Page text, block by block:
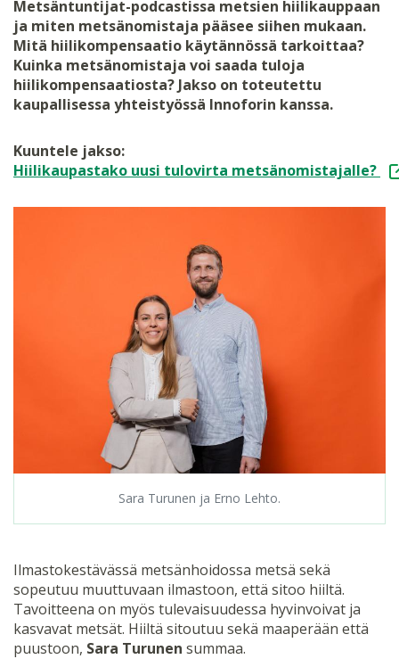
Metsäntuntijat-podcastissa metsien hiilikauppaan
ja miten metsänomistaja pääsee siihen mukaan.
Mitä hiilikompensaatio käytännössä tarkoittaa?
Kuinka metsänomistaja voi saada tuloja
hiilikompensaatiosta? Jakso on toteutettu
kaupallisessa yhteistyössä Innoforin kanssa.
Kuuntele jakso:
Hiilikaupastako uusi tulovirta metsänomistajalle?
Sara Turunen ja Erno Lehto.
Ilmastokestävässä metsänhoidossa metsä sekä
sopeutuu muuttuvaan ilmastoon, että sitoo hiiltä.
Tavoitteena on myös tulevaisuudessa hyvinvoivat ja
kasvavat metsät. Hiiltä sitoutuu sekä maaperään että
puustoon, Sara Turunen summaa.